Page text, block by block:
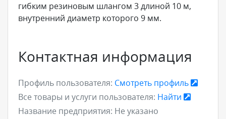
гибким резиновым шлангом 3 длиной 10 м,
внутренний диаметр которого 9 мм.
Контактная информация
Профиль пользователя: Смотреть профиль
Все товары и услуги пользователя: Найти
Название предприятия: Не указано